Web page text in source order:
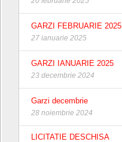
GARZI FEBRUARIE 2025
27 ianuarie 2025
GARZI IANUARIE 2025
23 decembrie 2024
Garzi decembrie
28 noiembrie 2024
LICITATIE DESCHISA